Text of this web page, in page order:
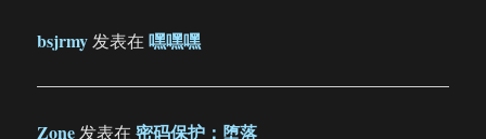
bsjrmy发表在嘿嘿嘿
Zone发表在密码保护：堕落